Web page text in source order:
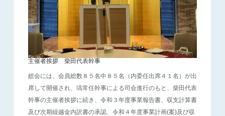
主催者挨拶 柴田代表幹事
総会には、会員総数８５名中８５名（内委任出席４１名）が出
席して開催され、塙常任幹事による司会進行のもと、柴田代表
幹事の主催者挨拶に続き、令和３年度事業報告書、収支計算書
及び次期繰越金内訳書の承認、令和４年度事業計画(案)及び収